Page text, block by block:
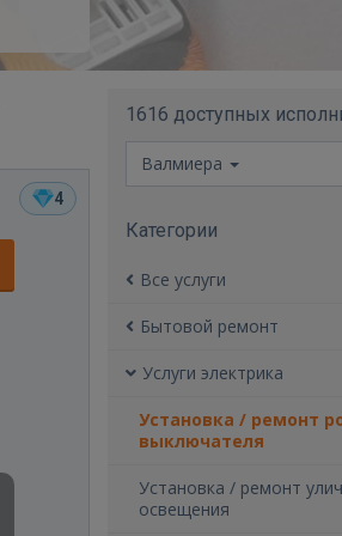
4
1616 доступных
Валмиера
Категории
Все услуги
Бытовой ремонт
Услуги электрика
Установка / ремонт
выключателя
Установка / ремонт
освещения